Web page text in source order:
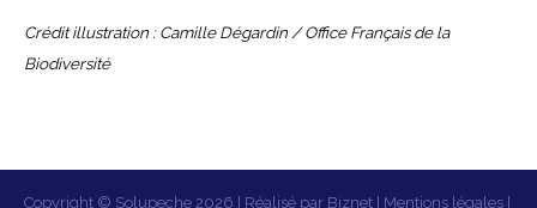
Crédit illustration : Camille Dégardin / Office Français de la
Biodiversité
Copyright © Solupeche 2026 | Réalisé par Biznet Mentions légales